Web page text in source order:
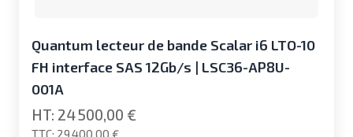
Quantum lecteur de bande Scalar i6 LTO-10
FH interface SAS 12Gb/s | LSC36-AP8U-
001A
29 400,00 €
24 500,00 €